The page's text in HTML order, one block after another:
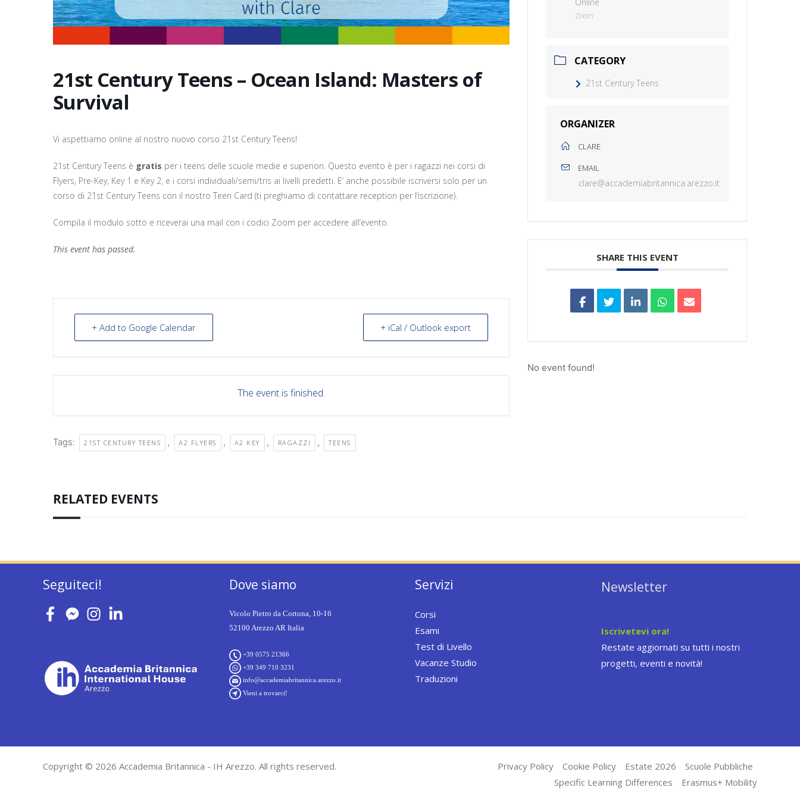
21st Century Teens – Ocean Island: Masters of
Survival
Vi aspettiamo online al nostro nuovo corso 21st Century Teens!
21st Century Teens è gratis per i teens delle scuole medie e superiori. Questo evento è per i ragazzi nei corsi di
Flyers, Pre-Key, Key 1 e Key 2, e i corsi individuali/semi/tris ai livelli predetti. E’ anche possibile iscriversi solo per un
corso di 21st Century Teens con il nostro Teen Card (ti preghiamo di contattare reception per l’iscrizione).
Compila il modulo sotto e riceverai una mail con i codici Zoom per accedere all’evento.
This event has passed.
+ Add to Google Calendar + iCal / Outlook export
The event is finished.
Tags: 21ST CENTURY TEENS , A2 FLYERS , A2 KEY , RAGAZZI , TEENS
Zoom
CATEGORY
21st Century Teens
ORGANIZER
CLARE
EMAIL
clare@accademiabritannica.arezzo.it
SHARE THIS EVENT
No event found!
RELATED EVENTS
Seguiteci! Dove siamo
Vicolo Pietro da Cortona, 10-16
52100 Arezzo AR Italia
+39 0575 21366
+39 349 710 3231
info@accademiabritannica.arezzo.it
Vieni a trovarci!
Servizi
Corsi
Esami
Test di Livello
Vacanze Studio
Traduzioni
Newsletter
Iscrivetevi ora!
Restate aggiornati su tutti i nostri
progetti, eventi e novità!
Copyright © 2026 Accademia Britannica - IH Arezzo. All rights reserved. Privacy Policy Cookie Policy Estate 2026
Scuole Pubbliche
Specific Learning Differences
Erasmus+ Mobility